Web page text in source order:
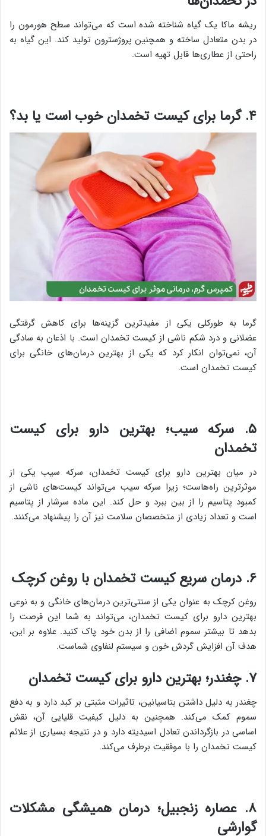
ریشه ماکا یک گیاه شناخته شده است که می‌تواند سطح هورمون را
در بدن متعادل ساخته و همچنین پروژسترون تولید کند. این گیاه به
راحتی از عطاری‌ها قابل تهیه است.
۴. گرما برای کیست تخمدان خوب است یا بد؟
گرما به طورکلی یکی از مفیدترین گزینه‌ها برای کاهش گرفتگی
عضلانی و درد شکم ناشی از کیست تخمدان است. با اذعان به سادگی
آن، نمی‌توان انکار کرد که یکی از بهترین درمان‌های خانگی برای
کیست تخمدان است.
۵. سرکه سیب؛ بهترین دارو برای کیست
تخمدان
در میان بهترین دارو برای کیست تخمدان، سرکه سیب یکی از
موثرترین راه‌هاست؛ زیرا سرکه سیب می‌تواند کیست‌های ناشی از
کمبود پتاسیم را از بین ببرد و حل کند. این ماده سرشار از پتاسیم
است و تعداد زیادی از متخصصان سلامت نیز آن را پیشنهاد می‌کنند.
۶. درمان سریع کیست تخمدان با روغن کرچک
روغن کرچک به عنوان یکی از سنتی‌ترین درمان‌های خانگی و به نوعی
بهترین دارو برای کیست تخمدان، می‌تواند به شما این فرصت را
بدهد تا بیشتر سموم اضافی را از بدن خود پاک کنید. علاوه بر این،
هدف آن افزایش گردش خون و سیستم لنفاوی شماست.
۷. چغندر؛ بهترین دارو برای کیست تخمدان
چغندر به دلیل داشتن بتاسیانین، تاثیرات مثبتی بر کبد دارد و به دفع
سموم کمک می‌کند. همچنین به دلیل کیفیت قلیایی آن، نقش
اساسی در بازگرداندن تعادل اسیدیته دارد و در نتیجه بسیاری از علائم
کیست تخمدان را با موفقیت برطرف می‌کند.
۸. عصاره زنجبیل؛ درمان همیشگی مشکلات
گوارشی